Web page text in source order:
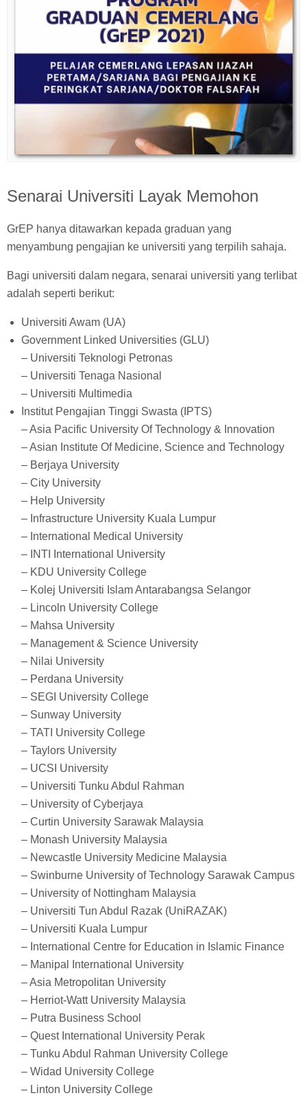
Senarai Universiti Layak Memohon
GrEP hanya ditawarkan kepada graduan yang
menyambung pengajian ke universiti yang terpilih sahaja.
Bagi universiti dalam negara, senarai universiti yang terlibat
adalah seperti berikut:
Universiti Awam (UA)
Government Linked Universities (GLU)
– Universiti Teknologi Petronas
– Universiti Tenaga Nasional
– Universiti Multimedia
Institut Pengajian Tinggi Swasta (IPTS)
– Asia Pacific University Of Technology & Innovation
– Asian Institute Of Medicine, Science and Technology
– Berjaya University
– City University
– Help University
– Infrastructure University Kuala Lumpur
– International Medical University
– INTI International University
– KDU University College
– Kolej Universiti Islam Antarabangsa Selangor
– Lincoln University College
– Mahsa University
– Management & Science University
– Nilai University
– Perdana University
– SEGI University College
– Sunway University
– TATI University College
– Taylors University
– UCSI University
– Universiti Tunku Abdul Rahman
– University of Cyberjaya
– Curtin University Sarawak Malaysia
– Monash University Malaysia
– Newcastle University Medicine Malaysia
– Swinburne University of Technology Sarawak Campus
– University of Nottingham Malaysia
– Universiti Tun Abdul Razak (UniRAZAK)
– Universiti Kuala Lumpur
– International Centre for Education in Islamic Finance
– Manipal International University
– Asia Metropolitan University
– Herriot-Watt University Malaysia
– Putra Business School
– Quest International University Perak
– Tunku Abdul Rahman University College
– Widad University College
– Linton University College